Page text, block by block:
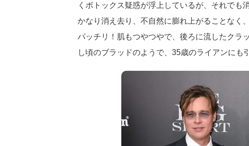
くボトックス疑惑が浮上しているが、それでも
かなり消え去り、不自然に膨れ上がることなく
パッチリ！肌もつやつやで、後ろに流したクラ
し頃のブラッドのようで、35歳のライアンにも